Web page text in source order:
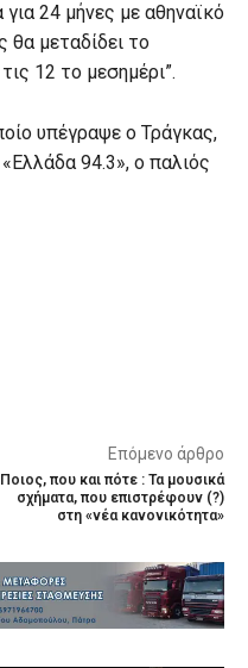
24 μήνες με αθηναϊκό
θα μεταδίδει το
12 το μεσημέρι”.
υπέγραψε ο Τράγκας,
94.3», ο παλιός
Επόμενο άρθρο
Ποιος, που και πότε : Τα μουσικά
σχήματα, που επιστρέφουν (?)
στη «νέα κανονικότητα»